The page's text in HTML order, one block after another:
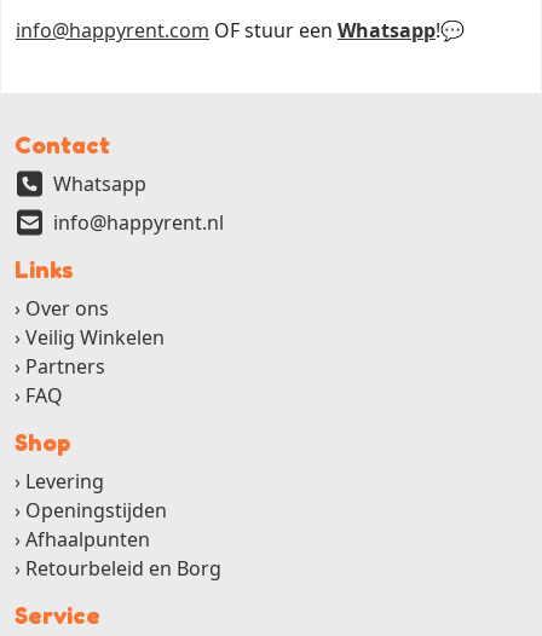
info@happyrent.com OF stuur een Whatsapp!💬
Contact
Whatsapp
info@happyrent.nl
Links
Over ons
Veilig Winkelen
Partners
FAQ
Shop
Levering
Openingstijden
Afhaalpunten
Retourbeleid en Borg
Service